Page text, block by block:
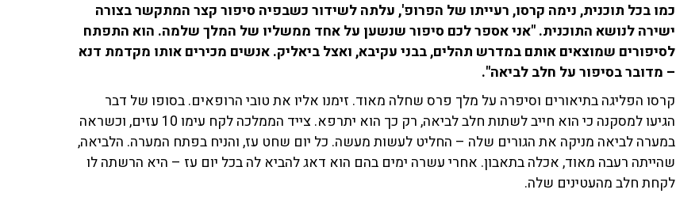
כמו בכל תוכנית, נימה קרסו, רעייתו של הפרופ', עלתה לשידור כשבפיה סיפור קצר המתקשר בצורה
ישירה לנושא התוכנית. "אני אספר לכם סיפור שנשען על אחד ממשליו של המלך שלמה. הוא התפתח
לסיפורים שמוצאים אותם במדרש תהלים, בבני עקיבא, ואצל ביאליק. אנשים מכירים אותו מקדמת דנא
– מדובר בסיפור על חלב לביאה".
קרסו הפליגה בתיאורים וסיפרה על מלך פרס שחלה מאוד. זימנו אליו את טובי הרופאים. בסופו של דבר
הגיעו למסקנה כי הוא חייב לשתות חלב לביאה, רק כך הוא יתרפא. צייד הממלכה לקח עימו 10 עזים, וכשראה
במערה לביאה מניקה את הגורים שלה – החליט לעשות מעשה. כל יום שחט עז, והניח בפתח המערה. הלביאה,
שהייתה רעבה מאוד, אכלה בתאבון. אחרי עשרה ימים בהם הוא דאג להביא לה בכל יום עז – היא הרשתה לו
לקחת חלב מהעטינים שלה.